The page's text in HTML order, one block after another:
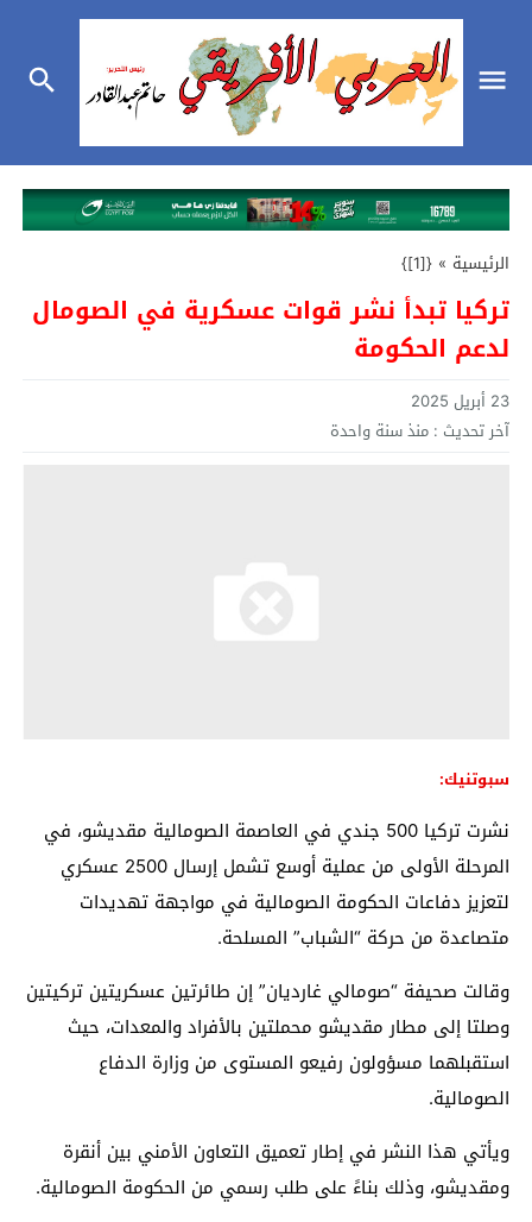
الرئيسية »
{[1]}
تركيا تبدأ نشر قوات عسكرية في الصومال
لدعم الحكومة
23 أبريل 2025
آخر تحديث : منذ سنة واحدة
سبوتنيك:
نشرت تركيا 500 جندي في العاصمة الصومالية مقديشو، في
المرحلة الأولى من عملية أوسع تشمل إرسال 2500 عسكري
لتعزيز دفاعات الحكومة الصومالية في مواجهة تهديدات
متصاعدة من حركة “الشباب” المسلحة.
وقالت صحيفة “صومالي غارديان” إن طائرتين عسكريتين تركيتين
وصلتا إلى مطار مقديشو محملتين بالأفراد والمعدات، حيث
استقبلهما مسؤولون رفيعو المستوى من وزارة الدفاع
الصومالية.
ويأتي هذا النشر في إطار تعميق التعاون الأمني بين أنقرة
ومقديشو، وذلك بناءً على طلب رسمي من الحكومة الصومالية.